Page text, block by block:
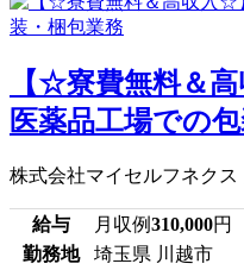
【☆寮費無料＆
医薬品工場での
株式会社マイセルフネク
給与 月収例310,000円
勤務地
埼玉県 川越市